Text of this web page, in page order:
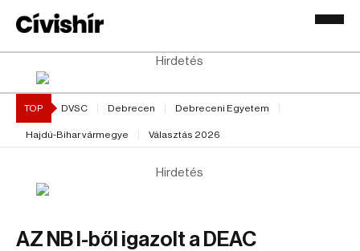
Hirdetés
TOP DVSC Debrecen Debreceni Egyetem
Hajdú-Bihar vármegye Választás 2026
Hirdetés
AZ NB I-ből igazolt a DEAC